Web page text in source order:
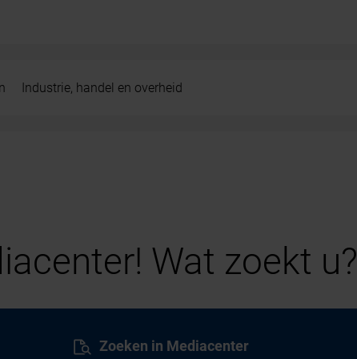
Industrie, handel en overheid
Wat zoekt u?
Zoeken in Mediacenter